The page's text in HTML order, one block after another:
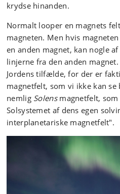
krydse hinanden.
Normalt looper en magnets
magneten. Men hvis
en anden magnet, kan nogle
linjerne fra den anden
Jordens tilfælde, for der er
magnetfelt, som vi ikke kan se
nemlig Solensmagnetfelt, som
Solsystemet af dens egen
interplanetariske magnetfelt".